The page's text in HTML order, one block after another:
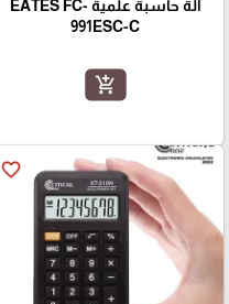
الة حاسبة علمية EATES FC-
991ESC-C
add_shopping_cart
favorite_border